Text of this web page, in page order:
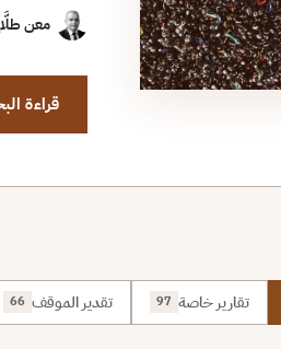
معن
قراءة
تقارير خاصة 97 تقدير الموقف 66